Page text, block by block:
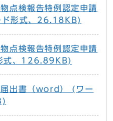
点検報告特例認定申請
形式、26.18KB)
点検報告特例認定申請
式、126.89KB)
出書（word） (ワー